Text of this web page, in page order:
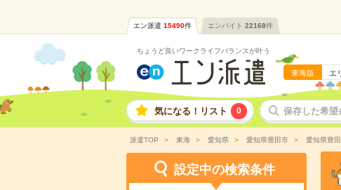
エン派遣 15490件 エンバイト 22168件
ちょうど良いワークライフバランスが叶う
東海版 エ
気になる！リスト 0 保存した希望
派遣TOP 東海 愛知県 愛知県豊田市 愛知県豊
設定中の検索条件